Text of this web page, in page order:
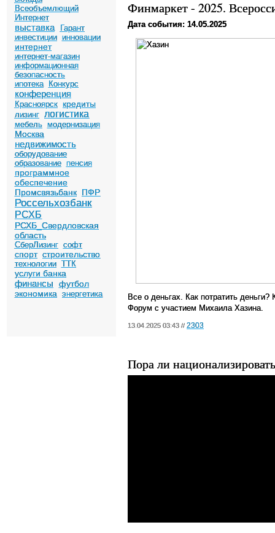
Всеобъемлющий
Интернет
выставка
Гарант
инвестиции инновации
интернет
интернет-магазин
информационная
безопасность
ипотека
Конкурс
конференция
Красноярск кредиты
лизинг логистика
мебель модернизация
Москва
недвижимость
оборудование
образование пенсия
программное
обеспечение
Промсвязьбанк ПФР
Россельхозбанк
РСХБ
РСХБ_Свердловская
область
СберЛизинг софт
спорт строительство
технологии ТТК
услуги банка
финансы
футбол
экономика
энергетика
Финмаркет - 2025.
Дата события: 14.05.2025
Все о деньгах. Как потратить деньги?
Форум с участием Михаила Хазина.
13.04.2025 03:43 // 2303
Пора ли